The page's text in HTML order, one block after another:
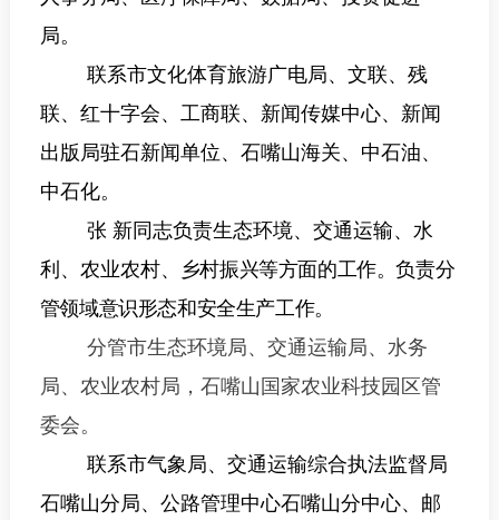
局。
联系市文化体育旅游广电局、文联、残
联、红十字会、工商联、 新闻传媒中心、新闻
出版局驻石新闻单位、石嘴山海关、中石油、
中石化。
张 新同志负责生态环境、交通运输、水
利、农业农村、
乡村振兴等方面的工作。负责分
管领域意识形态和安全生产工作。
分管市生态环境局、交通运输局、水务
局、农业农村局，石嘴山国家农业科技园区管
委会。
联系市气象局、交通运输综合执法监督局
石嘴山分局、公路管理中心石嘴山分中心、邮